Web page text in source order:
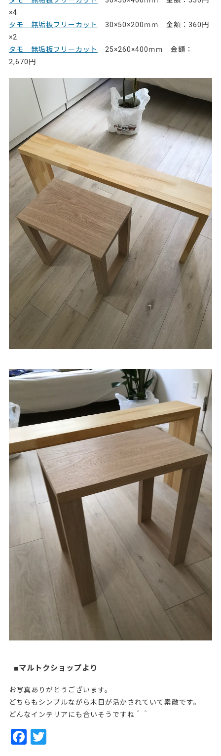
×4
タモ 無垢板フリーカット
30×50×200ｍｍ 金額：360円
×2
タモ 無垢板フリーカット
25×260×400ｍｍ 金額：
2,670円
■マルトクショップより
お写真ありがとうございます。
どちらもシンプルながら木目が活かされていて素敵です。
どんなインテリアにも合いそうですね＾＾
F T